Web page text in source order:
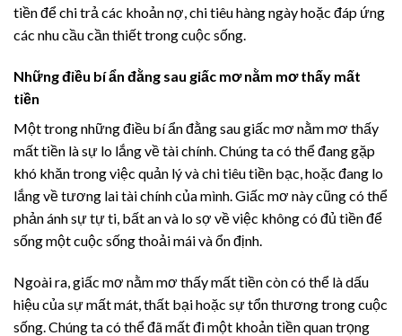
tiền để chi trả các khoản nợ, chi tiêu hàng ngày hoặc đáp ứng
các nhu cầu cần thiết trong cuộc sống.
Những điều bí ẩn đằng sau giấc mơ nằm mơ thấy mất
tiền
Một trong những điều bí ẩn đằng sau giấc mơ nằm mơ thấy
mất tiền là sự lo lắng về tài chính. Chúng ta có thể đang gặp
khó khăn trong việc quản lý và chi tiêu tiền bạc, hoặc đang lo
lắng về tương lai tài chính của mình. Giấc mơ này cũng có thể
phản ánh sự tự ti, bất an và lo sợ về việc không có đủ tiền để
sống một cuộc sống thoải mái và ổn định.
Ngoài ra, giấc mơ nằm mơ thấy mất tiền còn có thể là dấu
hiệu của sự mất mát, thất bại hoặc sự tổn thương trong cuộc
sống. Chúng ta có thể đã mất đi một khoản tiền quan trọng